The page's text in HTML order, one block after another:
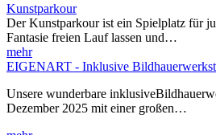
Kunstparkour
Der Kunstparkour ist ein Spielplatz für
Fantasie freien Lauf lassen und…
mehr
EIGENART - Inklusive
Unsere wunderbare
Dezember 2025 mit einer großen…